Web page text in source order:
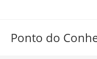
conteúdo
Ponto do